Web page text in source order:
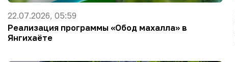
22.07.2026, 05:59
Реализация программы «Обод махалла» в
Янгихаёте